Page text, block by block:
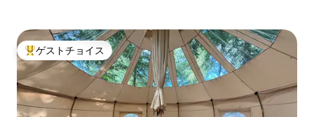
大好評のゲストチョイスです。
ゲストチョイス